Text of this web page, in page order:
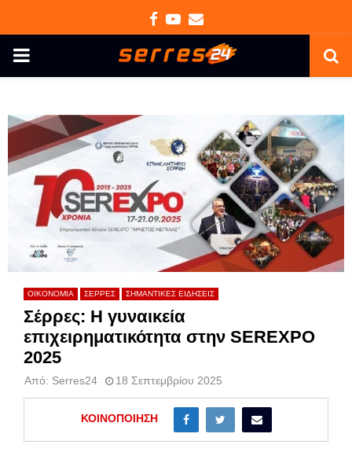
Facebook
Youtube
Email
PRIMARY
ΟΙΚΟΝΟΜΙΑ ΣΕΡΡΕΣ ΣΗΜΑΝΤΙΚΕΣ ΕΙΔΗΣΕΙΣ
Σέρρες: Η γυναικεία
επιχειρηματικότητα στην SEREXPO
2025
Από: Serres24 18 Σεπτεμβρίου 2025
ΚΟΙΝΟΠΟΊΗΣΗ